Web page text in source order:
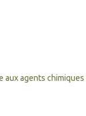
aux agents chimiques